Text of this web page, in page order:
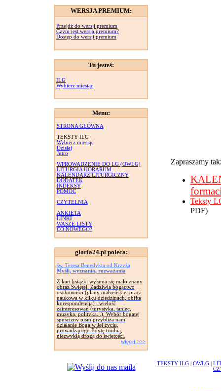
WERSJA PREMIUM:
Przejdź do wersji premium
Czym jest wersja premium?
Dostęp do wersji premium
Tu jesteś:
ILG
Wybierz miesiąc
Menu:
STRONA GŁÓWNA
TEKSTY ILG
Wybierz miesiąc
Dzisiaj
Jutro
WPROWADZENIE DO LG (OWLG)
LITURGIA HORARUM
KALENDARZ LITURGICZNY
DODATEK
INDEKSY
POMOC
CZYTELNIA
ANKIETA
LINKI
WASZE LISTY
CO NOWEGO?
gloria24.pl poleca:
św. Teresa Benedykta od Krzyża
Myśli, wyznania, rozważania
Z kart książki wyłania się mało znany
obraz Świętej. Zadziwia bogactwo
osobowości (plany małżeńskie, praca
naukowa w kilku dziedzinach, obfita
korespondencja) i wielość
zainteresowań (turystyka, taniec,
muzyka, polityka...). Wybór bogatej
spuścizny pism przybliża nam
działanie Boga w Jej życiu,
prowadzącego Edytę trudną,
niezwykłą drogą do świętości.
więcej >>>
Zapraszamy
Teksty
PDF)
TEKSTY ILG OWLG